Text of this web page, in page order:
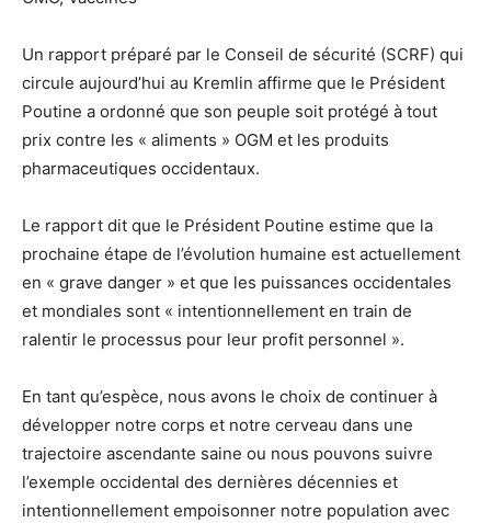
Un rapport préparé par le Conseil de sécurité (SCRF) qui
circule aujourd’hui au Kremlin affirme que le Président
Poutine a ordonné que son peuple soit protégé à tout
prix contre les « aliments » OGM et les produits
pharmaceutiques occidentaux.
Le rapport dit que le Président Poutine estime que la
prochaine étape de l’évolution humaine est actuellement
en « grave danger » et que les puissances occidentales
et mondiales sont « intentionnellement en train de
ralentir le processus pour leur profit personnel ».
En tant qu’espèce, nous avons le choix de continuer à
développer notre corps et notre cerveau dans une
trajectoire ascendante saine ou nous pouvons suivre
l’exemple occidental des dernières décennies et
intentionnellement empoisonner notre population avec